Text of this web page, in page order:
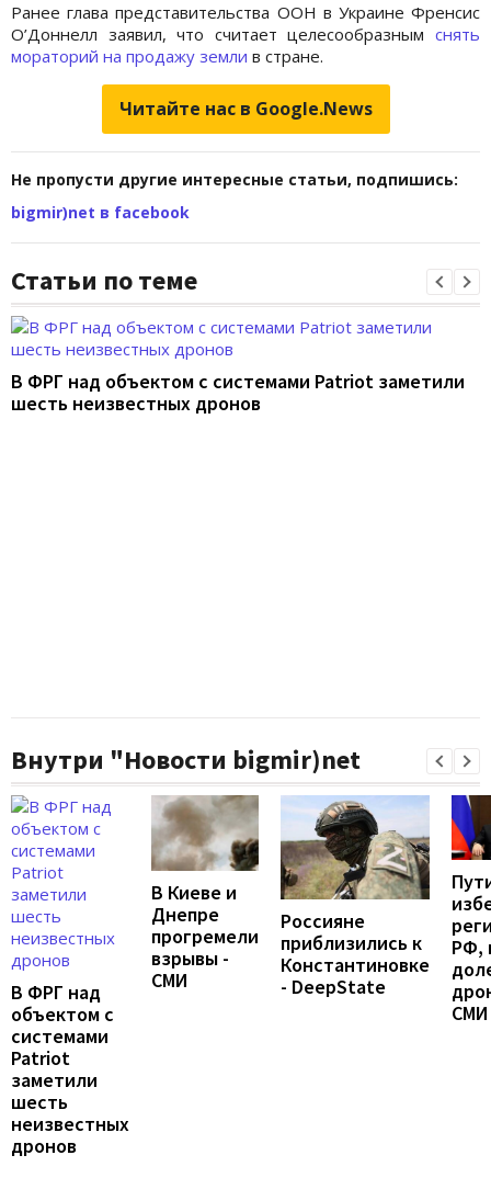
Ранее глава представительства ООН в Украине Френсис
О’Доннелл заявил, что считает целесообразным снять
мораторий на продажу земли в стране.
Читайте нас в Google.News
Не пропусти другие интересные статьи, подпишись:
bigmir)net в facebook
Статьи по теме
В ФРГ над объектом с системами Patriot заметили
шесть неизвестных дронов
Внутри "Новости bigmir)net
В ФРГ над
объектом с
системами
Patriot
заметили
шесть
неизвестных
дронов
В Киеве и
Днепре
прогремели
взрывы -
СМИ
Россияне
приблизились к
Константиновке
- DeepState
РФ,
СМИ